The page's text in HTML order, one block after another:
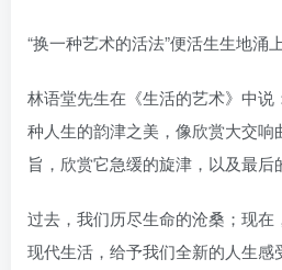
“换一种艺术的活法”便活生生地涌
林语堂先生在《生活的艺术》中说
种人生的韵津之美，像欣赏大交响
旨，欣赏它急缓的旋津，以及最
过去，我们历尽生命的沧桑；现在
现代生活，给予我们全新的人生